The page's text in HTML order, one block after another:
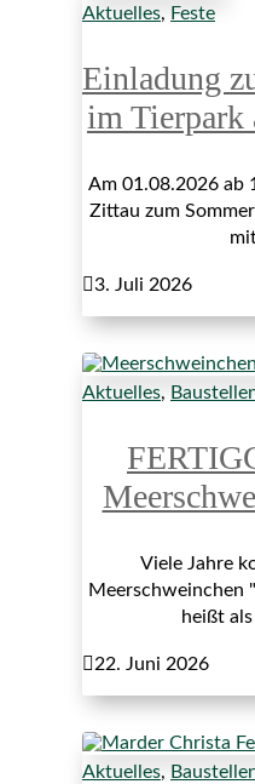
Aktuelles, Feste
Einladung
im Tierpark
Am 01.08.2026 ab
Zittau zum
3. Juli 2026
Aktuelles,
Viele Jahre
Meerschweinchen
heißt
22. Juni 2026
Aktuelles,